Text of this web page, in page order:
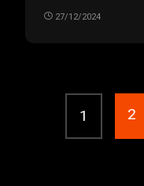
27/12/2024
1 2